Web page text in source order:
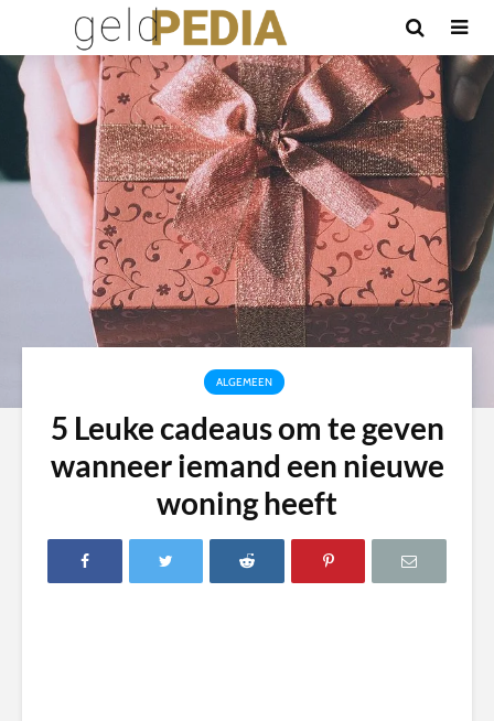
ALGEMEEN
5 Leuke cadeaus om te geven
wanneer iemand een nieuwe
woning heeft